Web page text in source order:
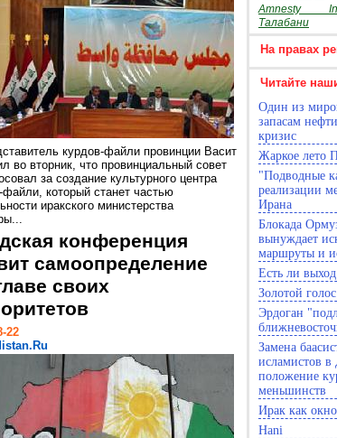
курдов-файли провинции Васит
во вторник, что провинциальный совет
за создание культурного центра
файли, который станет частью
иракского министерства
конференция
самоопределение
своих
22
Amnesty
Талабани
На правах
Читайте
Один из
запасам
кризис
Жаркое лето
"Подводные
реализации
Ирана
Блокада
вынуждает
маршруты и
Есть ли
Золотой
Эрдоган
Замена
исламистов
положение
меньшинств
Ирак как
Hani